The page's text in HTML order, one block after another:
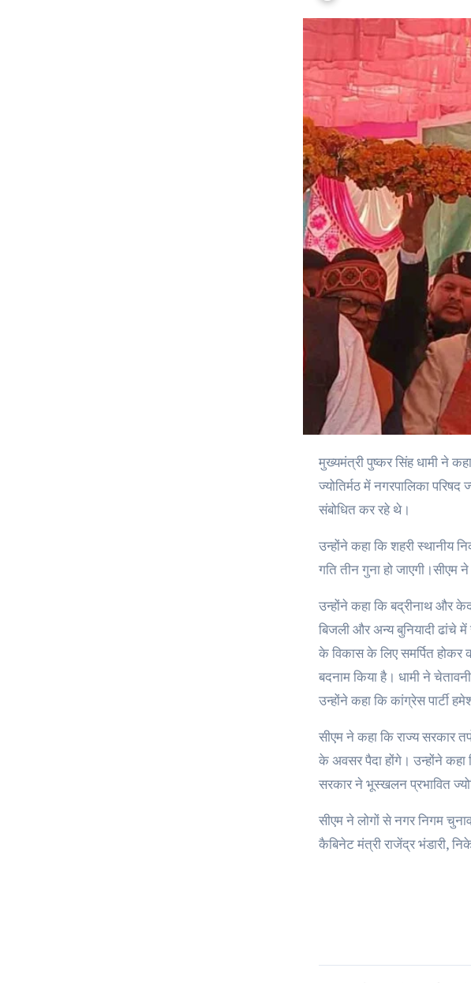
मुख्यमंत्री पुष्कर सिंह धामी ने कहा है कि राज्य सरकार का उद्देश्य राज्य के प्रत्येक नागरिक को समान अवसर प्रदान करना है। वह बुधवार को
ज्योतिर्मठ में नगरपालिका
संबोधित कर रहे थे।
उन्होंने कहा कि शहरी स्थानीय
गति तीन गुना हो जाएगी।सीएम
उन्होंने कहा कि बद्रीनाथ और
बिजली और अन्य बुनियादी ढांचे
के विकास के लिए समर्पित होकर
बदनाम किया है। धामी ने
उन्होंने कहा कि कांग्रेस पार्टी
सीएम ने कहा कि राज्य सरकार
के अवसर पैदा होंगे। उन्होंने कहा
सरकार ने भूस्खलन प्रभावित
सीएम ने लोगों से नगर निगम
कैबिनेट मंत्री राजेंद्र भंडारी,